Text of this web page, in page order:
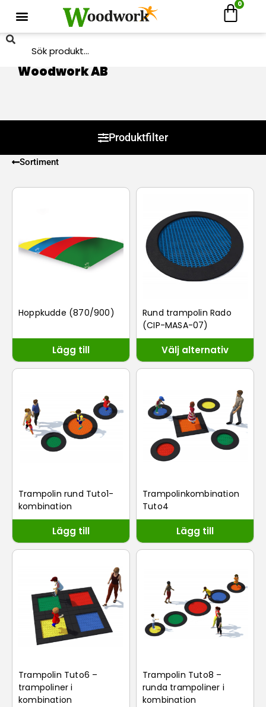
0
Hem/Produkter/ Produkter märkta ”Woodwork AB”
Woodwork AB
Produktfilter
Sortiment
Hoppkudde (870/900)
Lägg till
Rund trampolin Rado
(CIP-MASA-07)
Välj alternativ
Trampolin rund Tuto1-
kombination
Lägg till
Trampolinkombination
Tuto4
Lägg till
Trampolin Tuto6 –
trampoliner i
kombination
Trampolin Tuto8 –
runda trampoliner i
kombination